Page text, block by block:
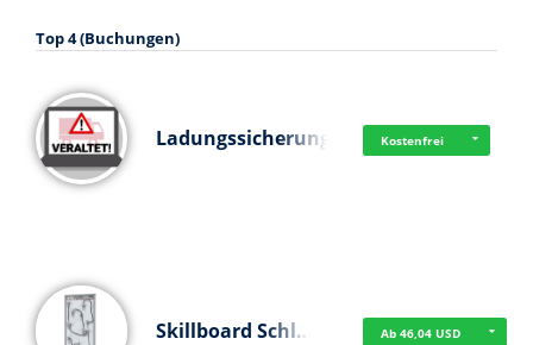
Top 4 (Buchungen)
Ladungssicherung Kostenfrei
Skillboard Schl… Ab 46,04 USD